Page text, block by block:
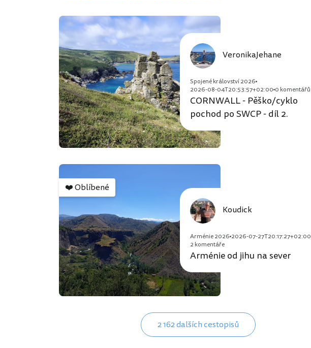
VeronikaJehane
Spojené království 2026
2026-08-04T20:53:57+02:00 0 komentářů
CORNWALL - Pěško/cyklo
pochod po SWCP - díl 2.
Koudick
Arménie 2026 2026-07-27T20:17:27+02:00
2 komentáře
Arménie od jihu na sever
❤️Oblíbené
2 162 dalších cestopisů